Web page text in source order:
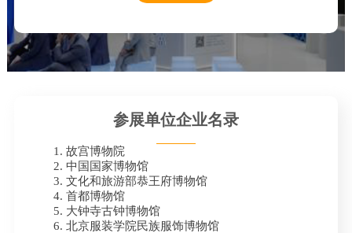
参展单位企业名录
1. 故宫博物院
2. 中国国家博物馆
3. 文化和旅游部恭王府博物馆
4. 首都博物馆
5. 大钟寺古钟博物馆
6. 北京服装学院民族服饰博物馆